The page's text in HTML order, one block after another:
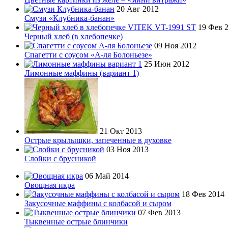
20 Авг 2012
Смузи «Клубника-банан»
19 Фев
Черный хлеб (в хлебопечке)
09 Ноя 2012
Спагетти с соусом «А-ля Болоньезе»
25 Июн 2012
Лимонные маффины (вариант 1)
21 Окт 2013
Острые крылышки, запеченные в духовке
03 Ноя 2013
Слойки с брусникой
06 Май 2014
Овощная икра
18 Фев 2014
Закусочные маффины с колбасой и сыром
07 Фев 2013
Тыквенные острые блинчики